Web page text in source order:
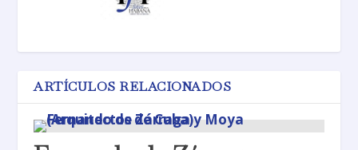
ARTÍCULOS RELACIONADOS